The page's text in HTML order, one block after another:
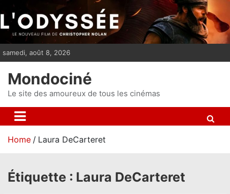
i
p
n
t
samedi, août 8, 2026
Mondociné
Le site des amoureux de tous les cinémas
Home Laura DeCarteret
Étiquette : Laura DeCarteret